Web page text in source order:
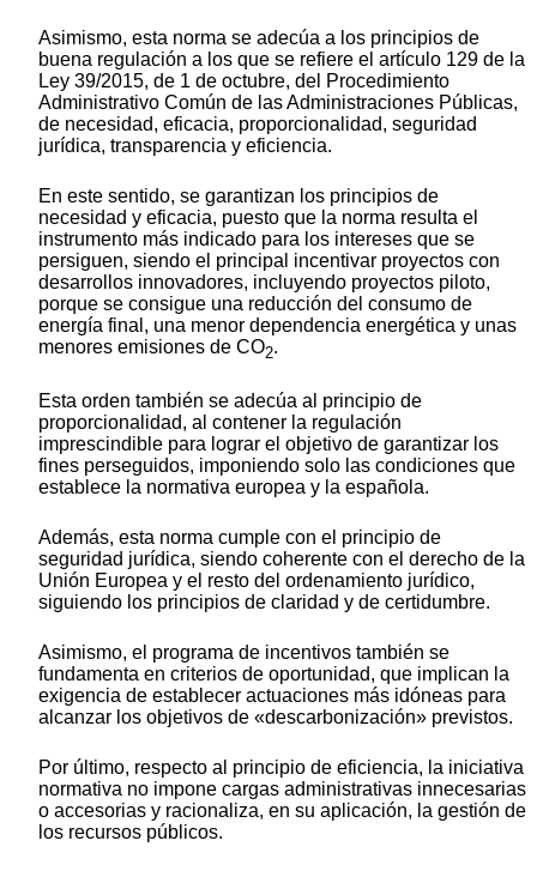
Asimismo, esta norma se adecúa a los principios de
buena regulación a los que se refiere el artículo 129 de la
Ley 39/2015, de 1 de octubre, del Procedimiento
Administrativo Común de las Administraciones Públicas,
de necesidad, eficacia, proporcionalidad, seguridad
jurídica, transparencia y eficiencia.
En este sentido, se garantizan los principios de
necesidad y eficacia, puesto que la norma resulta el
instrumento más indicado para los intereses que se
persiguen, siendo el principal incentivar proyectos con
desarrollos innovadores, incluyendo proyectos piloto,
porque se consigue una reducción del consumo de
energía final, una menor dependencia energética y unas
menores emisiones de CO2.
Esta orden también se adecúa al principio de
proporcionalidad, al contener la regulación
imprescindible para lograr el objetivo de garantizar los
fines perseguidos, imponiendo solo las condiciones que
establece la normativa europea y la española.
Además, esta norma cumple con el principio de
seguridad jurídica, siendo coherente con el derecho de la
Unión Europea y el resto del ordenamiento jurídico,
siguiendo los principios de claridad y de certidumbre.
Asimismo, el programa de incentivos también se
fundamenta en criterios de oportunidad, que implican la
exigencia de establecer actuaciones más idóneas para
alcanzar los objetivos de «descarbonización» previstos.
Por último, respecto al principio de eficiencia, la iniciativa
normativa no impone cargas administrativas innecesarias
o accesorias y racionaliza, en su aplicación, la gestión de
los recursos públicos.